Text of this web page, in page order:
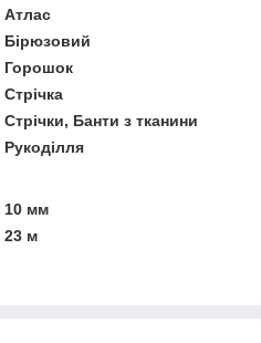
Атлас
Бірюзовий
Горошок
Стрічка
Стрічки, Банти з тканини
Рукоділля
10 мм
23 м